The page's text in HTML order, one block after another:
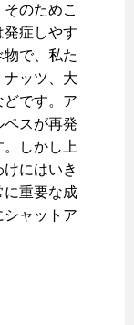
のためこ
症しやす
物で、私た
ナッツ、大
どです。ア
ペスが再発
しかし上
にはいき
に重要な成
ャットア